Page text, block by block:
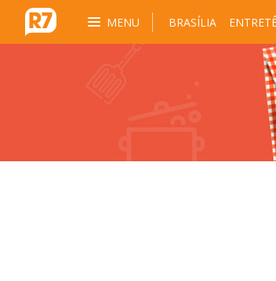
MENU BRASÍLIA